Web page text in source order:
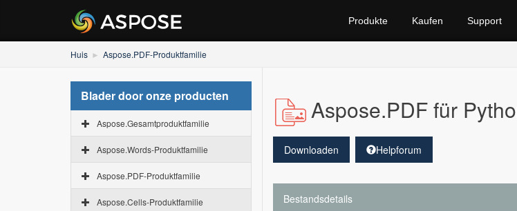
Produkte Kaufen Support
Huis Aspose.PDF-Produktfamilie
Blader door onze producten
Aspose.Gesamtproduktfamilie
Aspose.Words-Produktfamilie
Aspose.PDF-Produktfamilie
Aspose.Cells-Produktfamilie
Aspose.PDF für
Downloaden Helpforum
Bestandsdetails